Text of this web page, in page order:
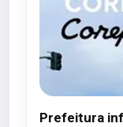
Prefeitura